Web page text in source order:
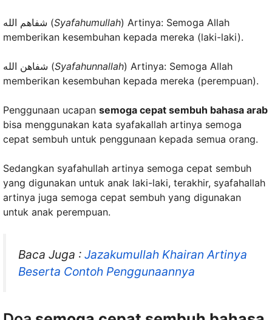
شفاهم الله (Syafahumullah) Artinya: Semoga Allah
memberikan kesembuhan kepada mereka (laki-laki).
شفاهن الله (Syafahunnallah) Artinya: Semoga Allah
memberikan kesembuhan kepada mereka (perempuan).
Penggunaan ucapan semoga cepat sembuh bahasa arab
bisa menggunakan kata syafakallah artinya semoga
cepat sembuh untuk penggunaan kepada semua orang.
Sedangkan syafahullah artinya semoga cepat sembuh
yang digunakan untuk anak laki-laki, terakhir, syafahallah
artinya juga semoga cepat sembuh yang digunakan
untuk anak perempuan.
Baca Juga : Jazakumullah Khairan Artinya
Beserta Contoh Penggunaannya